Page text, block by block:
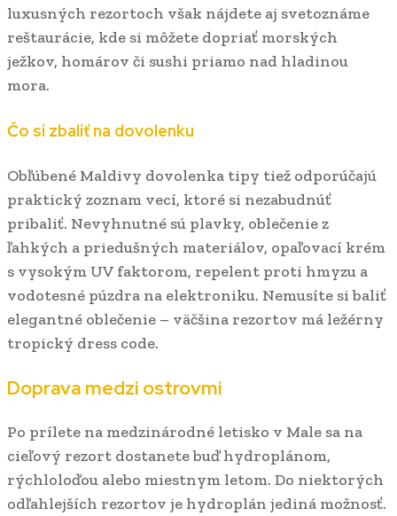
luxusných rezortoch však nájdete aj svetoznáme
reštaurácie, kde si môžete dopriať morských
ježkov, homárov či sushi priamo nad hladinou
mora.
Čo si zbaliť na dovolenku
Obľúbené Maldivy dovolenka tipy tiež odporúčajú
praktický zoznam vecí, ktoré si nezabudnúť
pribaliť. Nevyhnutné sú plavky, oblečenie z
ľahkých a priedušných materiálov, opaľovací krém
s vysokým UV faktorom, repelent proti hmyzu a
vodotesné púzdra na elektroniku. Nemusíte si baliť
elegantné oblečenie – väčšina rezortov má ležérny
tropický dress code.
Doprava medzi ostrovmi
Po prílete na medzinárodné letisko v Male sa na
cieľový rezort dostanete buď hydroplánom,
rýchloloďou alebo miestnym letom. Do niektorých
odľahlejších rezortov je hydroplán jediná možnosť.